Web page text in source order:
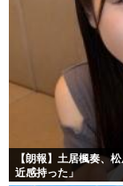
【朗報】土居楓奏
近感持った」